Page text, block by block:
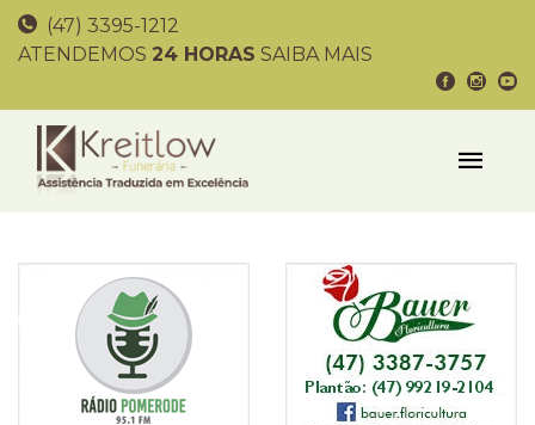
(47) 3395-1212
ATENDEMOS 24 HORAS SAIBA MAIS